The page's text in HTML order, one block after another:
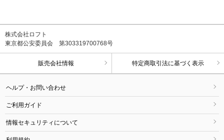
株式会社ロフト
東京都公安委員会 第303319700768号
販売会社情報 特定商取引法に基づく表示
ヘルプ・お問い合わせ
ご利用ガイド
情報セキュリティについて